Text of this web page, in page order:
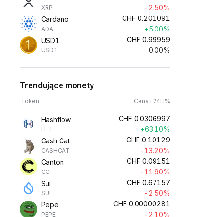
XRP
-2.50%
Cardano
ADA
CHF 0.201091
+5.00%
USD1
USD1
CHF 0.99959
0.00%
Trendujące monety
Token Cena i 24H%
Hashflow
HFT
CHF 0.0306997
+63.10%
Cash Cat
CASHCAT
CHF 0.10129
-13.20%
Canton
CC
CHF 0.09151
-11.90%
Sui
SUI
CHF 0.67157
-2.50%
Pepe
PEPE
CHF 0.00000281
-2.10%